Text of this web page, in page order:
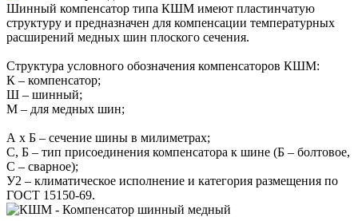
Шинный компенсатор типа КШМ имеют пластинчатую
структуру и предназначен для компенсации температурных
расширений медных шин плоского сечения.
Структура условного обозначения компенсаторов КШМ:
К – компенсатор;
Ш – шинный;
М – для медных шин;
А х Б – сечение шины в милиметрах;
С, Б – тип присоединения компенсатора к шине (Б – болтовое,
С – сварное);
У2 – климатическое исполнение и категория размещения по
ГОСТ 15150-69.